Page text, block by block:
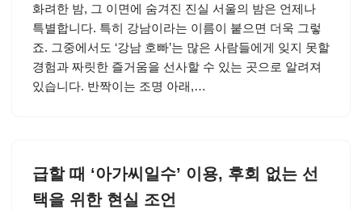
화려한 밤, 그 이면에 숨겨진 진실 서울의 밤은 언제나
특별합니다. 특히 강남이라는 이름이 붙으면 더욱 그렇
죠. 그중에서도 ‘강남 호빠’는 많은 사람들에게 잊지 못할
경험과 짜릿한 즐거움을 선사할 수 있는 곳으로 알려져
있습니다. 반짝이는 조명 아래,…
급할 때 ‘아가씨일수’ 이용, 후회 없는 선
택을 위한 현실 조언